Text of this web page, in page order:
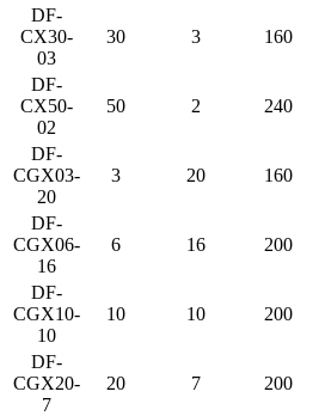
DF-
CX30-
03
30 3 160
DF-
CX50-
02
50 2 240
DF-
CGX03-
20
3 20 160
DF-
CGX06-
16
6 16 200
DF-
CGX10-
10
10 10 200
DF-
CGX20-
7
20 7 200